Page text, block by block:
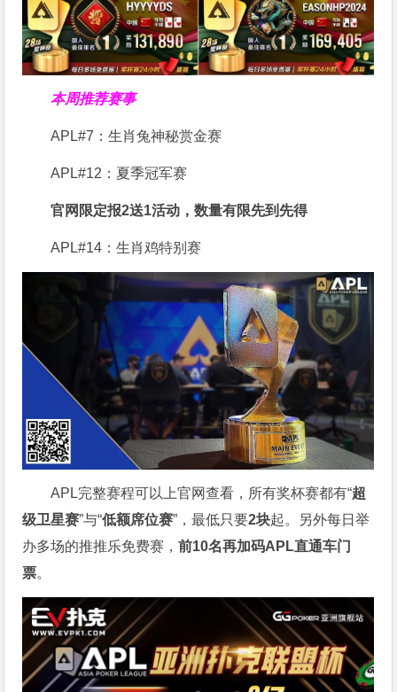
本周推荐赛事
APL#7：生肖兔神秘赏金赛
APL#12：夏季冠军赛
官网限定报2送1活动，数量有限先到先得
APL#14：生肖鸡特别赛
APL完整赛程可以上官网查看，所有奖杯赛都有“超
级卫星赛”与“低额席位赛”，最低只要2块起。另外每日举
办多场的推推乐免费赛，前10名再加码APL直通车门
票。